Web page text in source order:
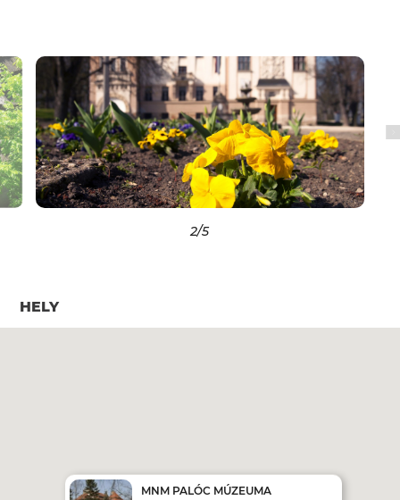
2/5
HELY
MNM PALÓC MÚZEUMA